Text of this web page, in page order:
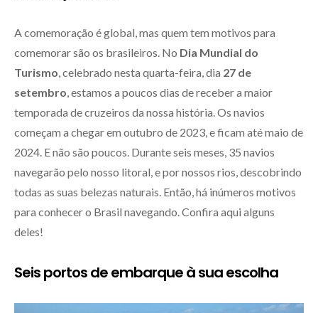
A comemoração é global, mas quem tem motivos para
comemorar são os brasileiros. No Dia Mundial do
Turismo , celebrado nesta quarta-feira, dia 27 de
setembro , estamos a poucos dias de receber a maior
temporada de cruzeiros da nossa história. Os navios
começam a chegar em outubro de 2023, e ficam até maio de
2024. E não são poucos. Durante seis meses, 35 navios
navegarão pelo nosso litoral, e por nossos rios, descobrindo
todas as suas belezas naturais. Então, há inúmeros motivos
para conhecer o Brasil navegando. Confira aqui alguns
deles!
Seis portos de embarque à sua escolha